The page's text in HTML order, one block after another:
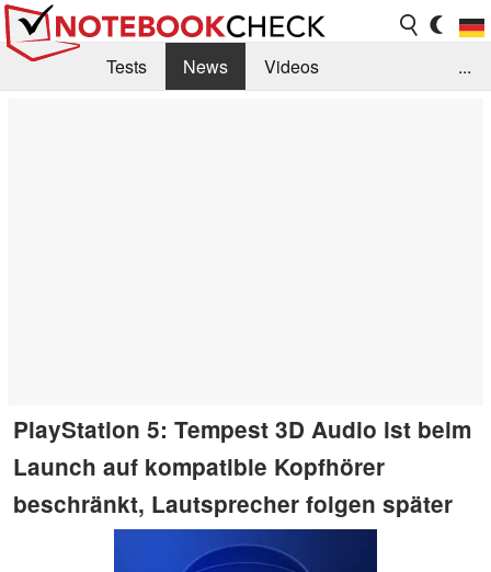
Tests News
Videos
...
PlayStation 5: Tempest 3D Audio ist beim
Launch auf kompatible Kopfhörer
beschränkt, Lautsprecher folgen später